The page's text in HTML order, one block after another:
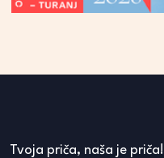
Tvoja priča, naša je priča!